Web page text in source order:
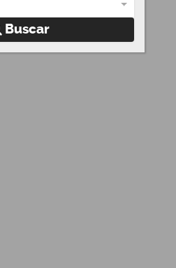
Buscar